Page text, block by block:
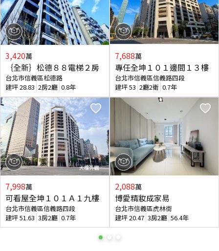
3,420萬
｛全新｝松德８８電梯２房
台北市信義區松德路
建坪28.83 2房2廳 0.8年
7,998萬
可看屋全坤１０１Ａ１九樓
台北市信義區信義路四段
建坪51.63 3房2廳 0.7年
7,688萬
專任全坤１０１邊間１３樓
台北市信義區信義路四段
建坪53 2廳2衛 0.7年
2,088萬
博愛精妝成家易
台北市信義區虎林街
建坪20.47 3房2廳 56.4年